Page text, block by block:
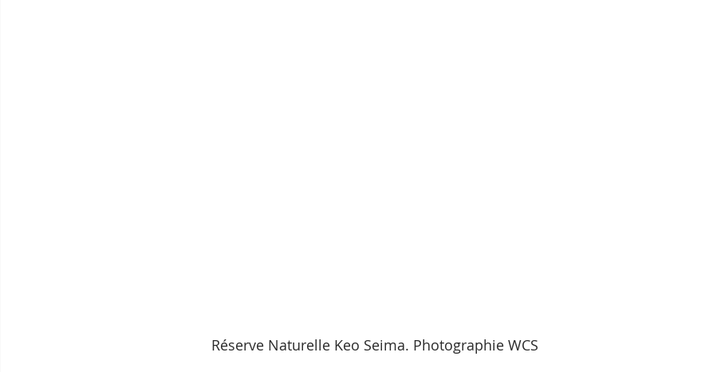
Réserve Naturelle Keo Seima. Photographie WCS